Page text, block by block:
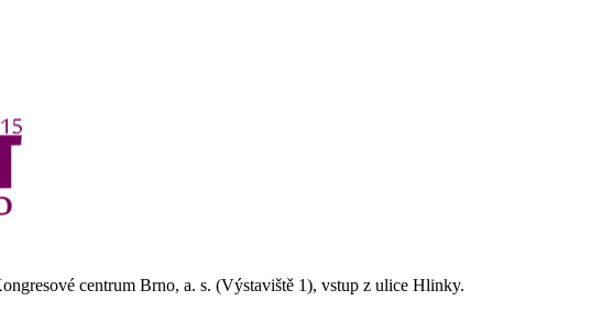
centrum Brno, a. s. (Výstaviště 1), vstup z ulice Hlinky.